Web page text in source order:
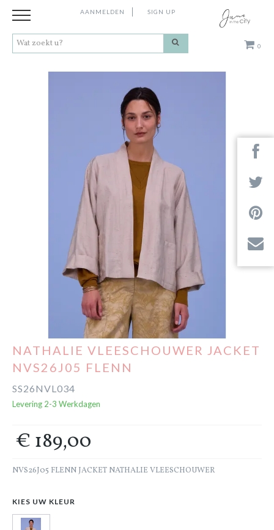
0
AANMELDEN SIGN UP
Kleding
Outlet
Next
NATHALIE VLEESCHOUWER JACKET
NVS26J05 FLENN
SS26NVL034
Levering 2-3 Werkdagen
€ 189,00
NVS26J05 FLENN JACKET NATHALIE VLEESCHOUWER
KIES UW KLEUR